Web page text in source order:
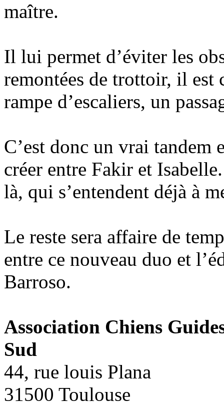
maître.
Il lui permet d’éviter les
remontées de trottoir, il est
rampe d’escaliers, un
C’est donc un vrai
créer entre Fakir et
là, qui s’entendent déjà à
Le reste sera affaire de
entre ce nouveau duo et
Barroso.
Association Chiens
Sud
44, rue louis Plana
31500 Toulouse